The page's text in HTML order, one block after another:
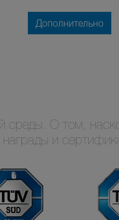
Дополнительно
среды. О том,
и